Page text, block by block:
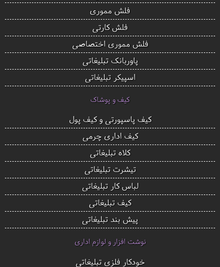
فلش مموری
فلش کارتی
فلش مموری اختصاصی
پاوربانک تبلیغاتی
اسپیکر تبلیغاتی
کیف و پوشاک
کیف پاسپورتی و کیف پول
کیف اداری چرمی
کلاه تبلیغاتی
تیشرت تبلیغاتی
لباس کار تبلیغاتی
کیف تبلیغاتی
پیش بند تبلیغاتی
نوشت افزار و لوازم اداری
خودکار فلزی تبلیغاتی